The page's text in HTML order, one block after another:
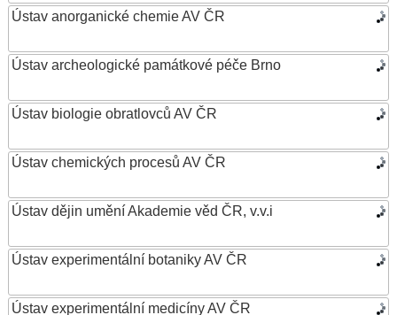
Ústav anorganické chemie AV ČR
Ústav archeologické památkové péče Brno
Ústav biologie obratlovců AV ČR
Ústav chemických procesů AV ČR
Ústav dějin umění Akademie věd ČR, v.v.i
Ústav experimentální botaniky AV ČR
Ústav experimentální medicíny AV ČR